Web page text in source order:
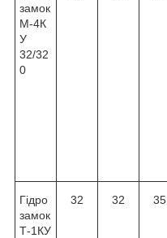
замок
М-4К
У
32/32
0
Гідро
замок
Т-1КУ
32 32 35